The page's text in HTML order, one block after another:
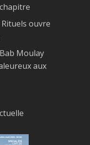
ouvre
Moulay
aux